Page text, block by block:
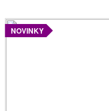
NOVINKY